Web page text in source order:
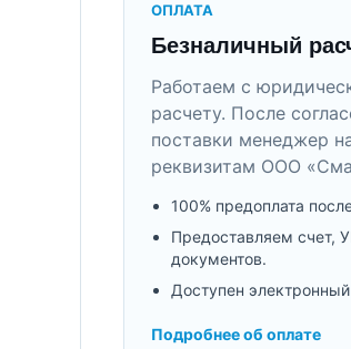
ОПЛАТА
Безналичный
Работаем с
расчету. После
поставки менеджер
реквизитам ООО
100% предоплата
Предоставляем счет,
документов.
Доступен
Подробнее об оплате